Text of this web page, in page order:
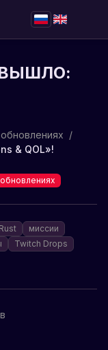
/
& QOL»!
Rust
миссии
Twitch Drops